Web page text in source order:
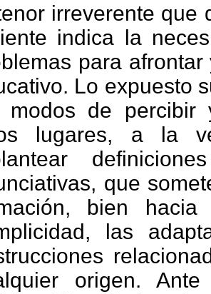
irreverente que
indica la
para
Lo expuesto
modos de percibir
lugares, a la
que
bien
las
origen.